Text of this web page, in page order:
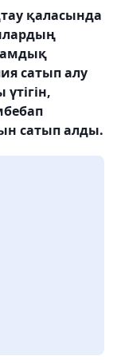
қаласында
сатып алу
сатып алды.